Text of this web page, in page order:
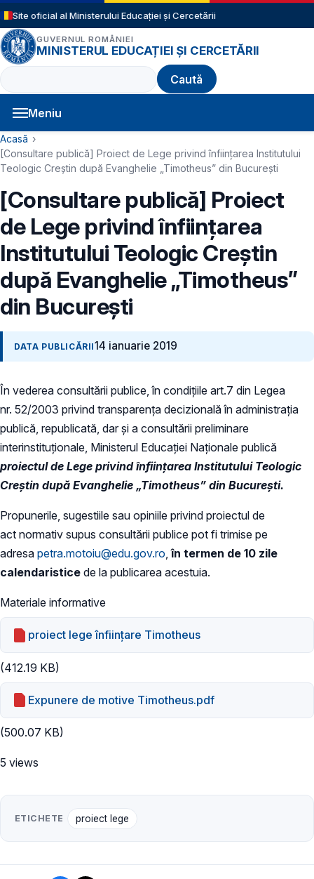
Sari la conținutul principal
Site oficial al Ministerului Educației și Cercetării
GUVERNUL ROMÂNIEI
MINISTERUL EDUCAȚIEI ȘI CERCETĂRII
Caută
Meniu
Navigație principală
Cale de navigare
Acasă
[Consultare publică] Proiect de Lege privind înființarea Institutului
Teologic Creștin după Evanghelie „Timotheus” din București
[Consultare publică] Proiect
de Lege privind înființarea
Institutului Teologic Creștin
după Evanghelie „Timotheus”
din București
DATA PUBLICĂRII14 ianuarie 2019
În vederea consultării publice, în condiţiile art.7 din Legea
nr. 52/2003 privind transparenţa decizională în administraţia
publică, republicată, dar și a consultării preliminare
interinstituționale, Ministerul Educaţiei Naţionale publică
proiectul de Lege privind înfiinţarea Institutului Teologic
Creștin după Evanghelie „Timotheus” din București.
Propunerile, sugestiile sau opiniile privind proiectul de
act normativ supus consultării publice pot fi trimise pe
adresa petra.motoiu@edu.gov.ro ,în termen de 10 zile
calendaristice de la publicarea acestuia.
Materiale informative
proiect lege înființare Timotheus
(412.19 KB)
Expunere de motive Timotheus.pdf
(500.07 KB)
5 views
ETICHETE proiect lege